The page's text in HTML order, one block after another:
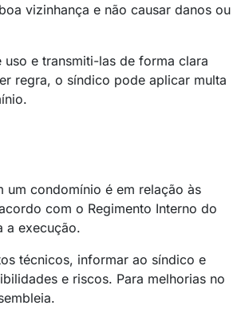
vizinhança e não causar danos ou
e transmiti-las de forma clara
regra, o síndico pode aplicar multa
um condomínio é em relação às
com o Regimento Interno do
a execução.
técnicos, informar ao síndico e
e riscos. Para melhorias no